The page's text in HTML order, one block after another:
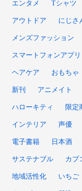
エンタメ Tシャツ
アウトドア にじさ
メンズファッション
スマートフォンアプリ
ヘアケア おもちゃ
新刊 アニメイト
ハローキティ 限定
インテリア 声優
電子書籍 日本酒
サステナブル カプ
地域活性化 いちご